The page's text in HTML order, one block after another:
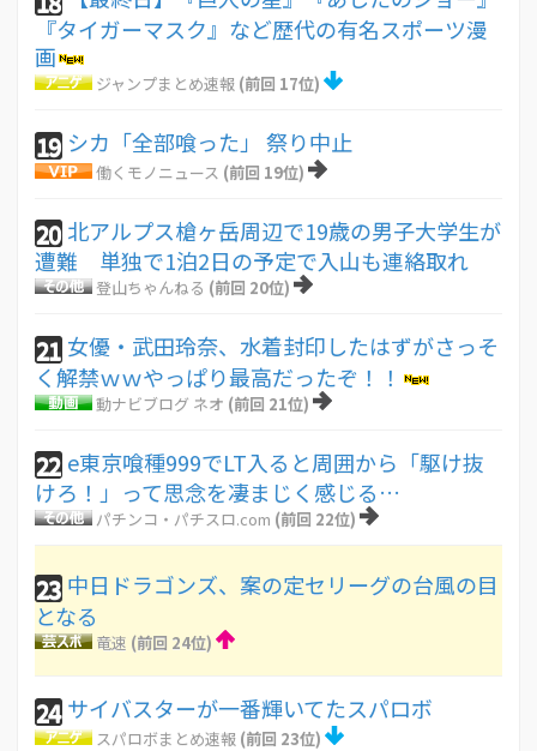
『タイガーマスク』など歴代の有名スポーツ漫
画
ジャンプまとめ速報 (前回 17位)
19 シカ「全部喰った」 祭り中止
働くモノニュース (前回 19位)
20 北アルプス槍ヶ岳周辺で19歳の男子大学生が
遭難 単独で1泊2日の予定で入山も連絡取れ
登山ちゃんねる (前回 20位)
21 女優・武田玲奈、水着封印したはずがさっそ
く解禁ｗｗやっぱり最高だったぞ！！
動ナビブログ ネオ (前回 21位)
22 e東京喰種999でLT入ると周囲から「駆け抜
けろ！」って思念を凄まじく感じる…
パチンコ・パチスロ.com (前回 22位)
23 中日ドラゴンズ、案の定セリーグの台風の目
となる
竜速 (前回 24位)
24 サイバスターが一番輝いてたスパロボ
スパロボまとめ速報 (前回 23位)